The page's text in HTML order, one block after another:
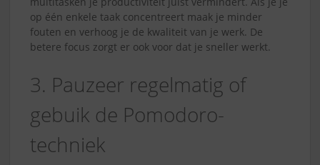
op één enkele taak concentreert maak je minder
fouten en verhoog je de kwaliteit van je werk. De
betere focus zorgt er ook voor dat je sneller werkt.
3. Pauzeer regelmatig of
gebuik de Pomodoro-
techniek